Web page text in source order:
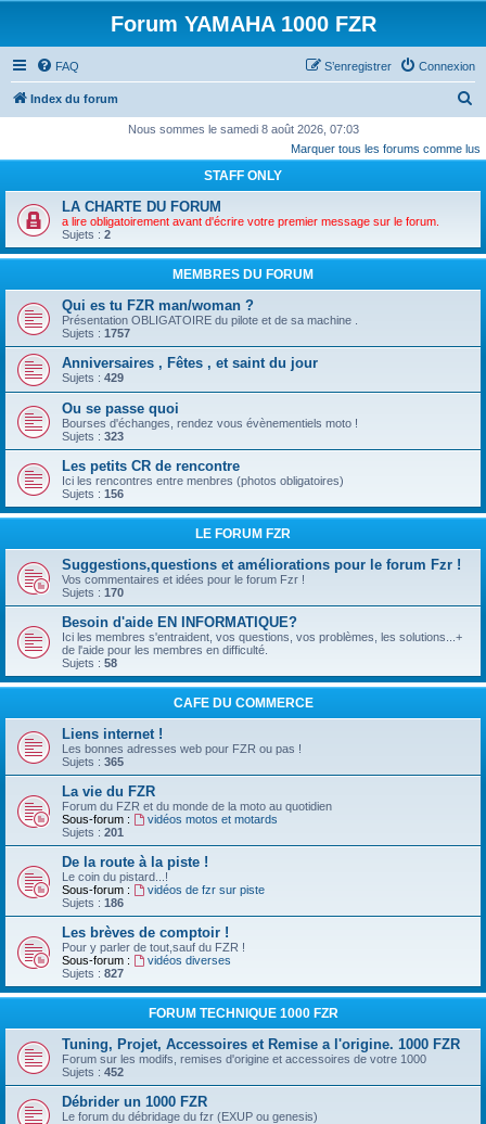
Forum YAMAHA 1000 FZR
FAQ Connexion
S’enregistrer
Index du forum
c
c
Nous sommes le samedi 8 août 2026, 07:03
Marquer tous les forums comme lus
STAFF ONLY
LA CHARTE DU FORUM
a lire obligatoirement avant d'écrire votre premier message sur le forum.
Sujets : 2
MEMBRES DU FORUM
Qui es tu FZR man/woman ?
Présentation OBLIGATOIRE du pilote et de sa machine .
Sujets : 1757
Anniversaires , Fêtes , et saint du jour
Sujets : 429
Ou se passe quoi
Bourses d'échanges, rendez vous évènementiels moto !
Sujets : 323
Les petits CR de rencontre
Ici les rencontres entre menbres (photos obligatoires)
Sujets : 156
LE FORUM FZR
Suggestions,questions et améliorations pour le forum Fzr !
Vos commentaires et idées pour le forum Fzr !
Sujets : 170
Besoin d'aide EN INFORMATIQUE?
Ici les membres s'entraident, vos questions, vos problèmes, les solutions...+
de l'aide pour les membres en difficulté.
Sujets : 58
CAFE DU COMMERCE
Liens internet !
Les bonnes adresses web pour FZR ou pas !
Sujets : 365
La vie du FZR
Forum du FZR et du monde de la moto au quotidien
Sous-forum :
vidéos motos et motards
Sujets : 201
De la route à la piste !
Le coin du pistard...!
Sous-forum :
vidéos de fzr sur piste
Sujets : 186
Les brèves de comptoir !
Pour y parler de tout,sauf du FZR !
Sous-forum :
vidéos diverses
Sujets : 827
FORUM TECHNIQUE 1000 FZR
Tuning, Projet, Accessoires et Remise a l'origine. 1000 FZR
Forum sur les modifs, remises d'origine et accessoires de votre 1000
Sujets : 452
Débrider un 1000 FZR
Le forum du débridage du fzr (EXUP ou genesis)